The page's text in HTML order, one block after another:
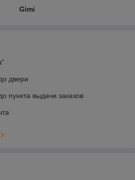
Gimi
двери
пункта выдачи заказов